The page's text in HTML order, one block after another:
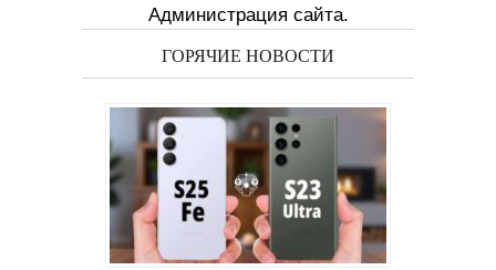
Администрация сайта.
ГОРЯЧИЕ НОВОСТИ